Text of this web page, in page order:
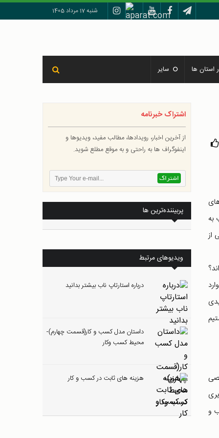
شنبه 17 مرداد 1405
استان ها سایر
به
از
و
اشتراک خبرنامه
از آخرین اخبار، رویدادها، مطالب مفید، ویدیوها و
اینفوگراف ها به راحتی و به موقع مطلع شوید.
پربیننده‌ترین ها
ویدیوهای مرتبط
درباره استارتاپ ناب بیشتر بدانید
داستان مدل کسب و کار(قسمت چهارم)-
محیط کسب وکار
هزینه های ثابت در کسب و کار